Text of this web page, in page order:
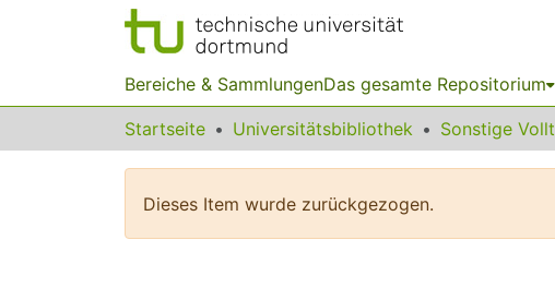
Bereiche & SammlungenDas gesamte Repositorium
Startseite Universitätsbibliothek
Dieses Item wurde zurückgezogen.